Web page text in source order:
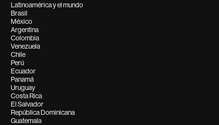
Latinoamérica y el mundo
Brasil
México
Argentina
Colombia
Venezuela
Chile
Perú
Ecuador
Panamá
Uruguay
Costa Rica
El Salvador
República Dominicana
Guatemala